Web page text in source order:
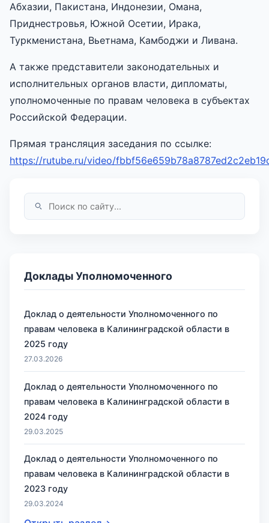
Абхазии, Пакистана, Индонезии, Омана,
Приднестровья, Южной Осетии, Ирака,
Туркменистана, Вьетнама, Камбоджи и Ливана.
А также представители законодательных и
исполнительных органов власти, дипломаты,
уполномоченные по правам человека в субъектах
Российской Федерации.
Прямая трансляция заседания по ссылке:
https://rutube.ru/video/
Доклады Уполномоченного
Доклад о деятельности Уполномоченного по
правам человека в Калининградской области в
2025 году
27.03.2026
Доклад о деятельности Уполномоченного по
правам человека в Калининградской области в
2024 году
29.03.2025
Доклад о деятельности Уполномоченного по
правам человека в Калининградской области в
2023 году
29.03.2024